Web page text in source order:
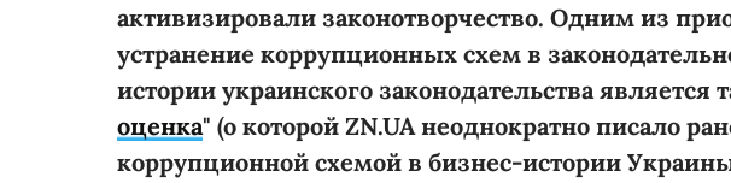
активизировали законотворчество. Одним из
устранение коррупционных схем в
истории украинского законодательства является
оценка" (о которой ZN.UA неоднократно писало
коррупционной схемой в бизнес-истории